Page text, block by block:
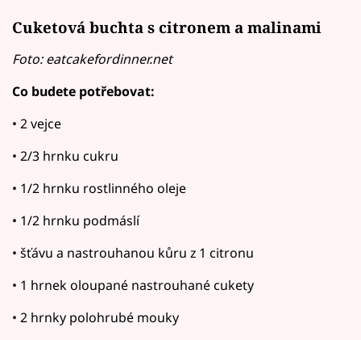
Cuketová buchta s citronem a malinami
Foto: eatcakefordinner.net
Co budete potřebovat:
• 2 vejce
• 2/3 hrnku cukru
• 1/2 hrnku rostlinného oleje
• 1/2 hrnku podmáslí
• šťávu a nastrouhanou kůru z 1 citronu
• 1 hrnek oloupané nastrouhané cukety
• 2 hrnky polohrubé mouky